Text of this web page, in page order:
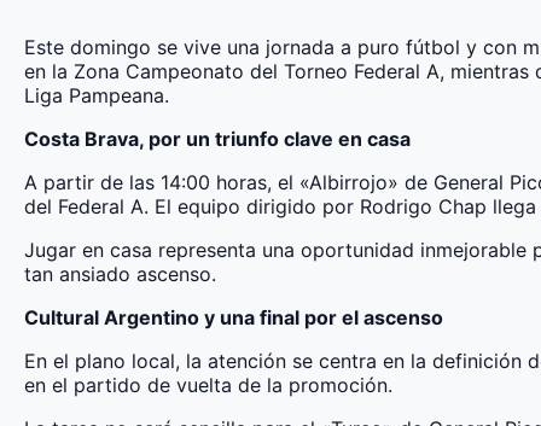
Este domingo se vive una jornada a puro fútbol y con
en la Zona Campeonato del Torneo Federal A,
Liga Pampeana.
Costa Brava, por un triunfo clave en casa
A partir de las 14:00 horas, el «Albirrojo» de General
del Federal A. El equipo dirigido por Rodrigo Chap
Jugar en casa representa una oportunidad
tan ansiado ascenso.
Cultural Argentino y una final por el ascenso
En el plano local, la atención se centra en la definición
en el partido de vuelta de la promoción.